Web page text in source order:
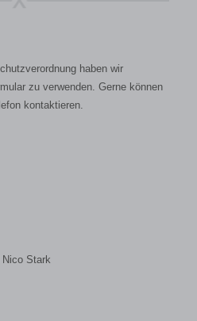
haben wir
zu verwenden. Gerne können
kontaktieren.
Stark